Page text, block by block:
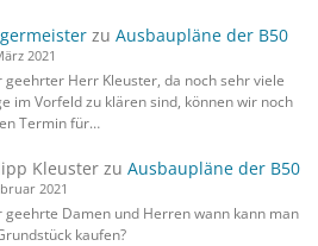
zu Ausbaupläne der B50
2021
geehrter Herr Kleuster, da noch sehr viele
im Vorfeld zu klären sind, können wir noch
Termin für…
Kleusterzu Ausbaupläne der B50
2021
geehrte Damen und Herren wann kann man
kaufen?